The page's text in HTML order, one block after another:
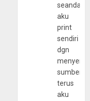
aku
print
sendiri
dgn
sumber
terus
aku